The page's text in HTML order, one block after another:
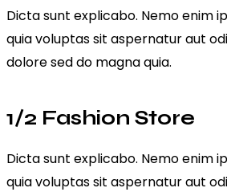
Dicta sunt explicabo. Nemo enim
quia voluptas sit aspernatur aut
dolore sed do magna quia.
1/2 Fashion Store
Dicta sunt explicabo. Nemo enim
quia voluptas sit aspernatur aut